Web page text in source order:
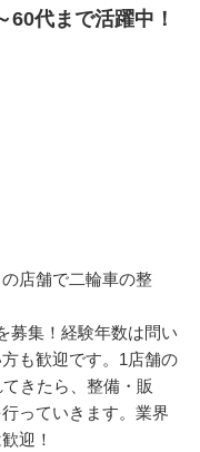
代まで活躍中！
店舗で二輪車の整
募集！経験年数は問い
も歓迎です。1店舗の
きたら、整備・販
っていきます。業界
迎！